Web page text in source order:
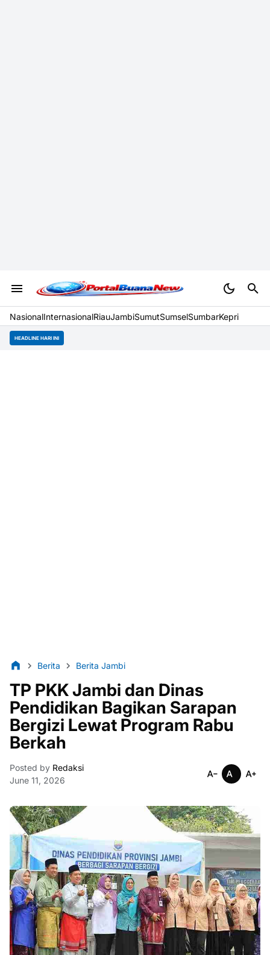
NasionalInternasionalRiauJambiSumutSumselSumbarKepri
HEADLINE HARI INI
Berita Berita Jambi
TP PKK Jambi dan Dinas
Pendidikan Bagikan Sarapan
Bergizi Lewat Program Rabu
Berkah
Posted by Redaksi
June 11, 2026